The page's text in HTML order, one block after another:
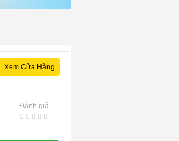
Xem Cửa Hàng
Đánh giá